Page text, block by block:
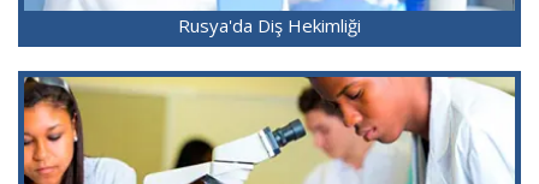
Rusya'da Diş Hekimliği